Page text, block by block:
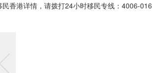
香港详情，请拨打24小时移民专线：4006-